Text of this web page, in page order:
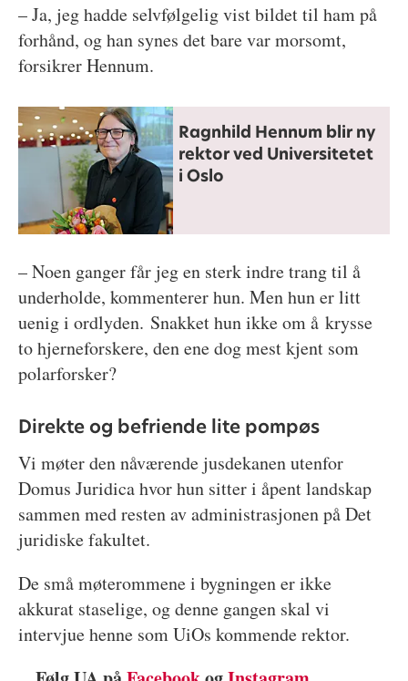
– Ja, jeg hadde selvfølgelig vist bildet til ham på
forhånd, og han synes det bare var morsomt,
forsikrer Hennum.
Ragnhild Hennum blir ny
rektor ved Universitetet
i Oslo
– Noen ganger får jeg en sterk indre trang til å
underholde, kommenterer hun. Men hun er litt
uenig i ordlyden. Snakket hun ikke om å krysse
to hjerneforskere, den ene dog mest kjent som
polarforsker?
Direkte og befriende lite pompøs
Vi møter den nåværende jusdekanen utenfor
Domus Juridica hvor hun sitter i åpent landskap
sammen med resten av administrasjonen på Det
juridiske fakultet.
De små møterommene i bygningen er ikke
akkurat staselige, og denne gangen skal vi
intervjue henne som UiOs kommende rektor.